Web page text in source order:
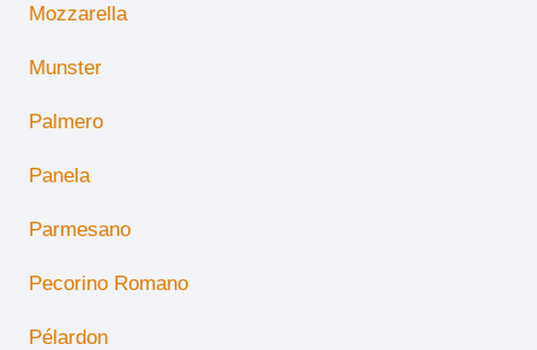
Mozzarella
Munster
Palmero
Panela
Parmesano
Pecorino Romano
Pélardon